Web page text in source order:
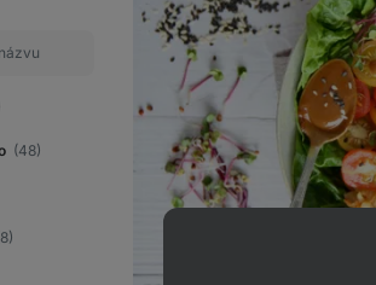
(48)
zálivkou